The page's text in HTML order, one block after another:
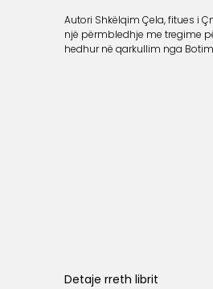
Autori Shkëlqim Çela, fitues i
një përmbledhje me tregime
hedhur në qarkullim nga
Detaje rreth librit